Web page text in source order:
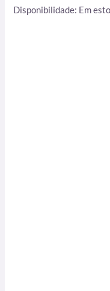
Disponibilidade: Em